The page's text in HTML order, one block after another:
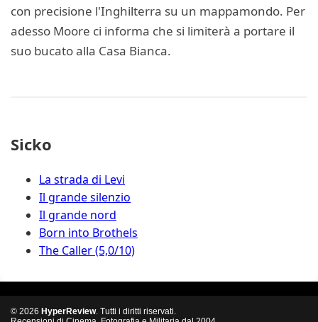
con precisione l'Inghilterra su un mappamondo. Per
adesso Moore ci informa che si limiterà a portare il
suo bucato alla Casa Bianca.
Sicko
La strada di Levi
Il grande silenzio
Il grande nord
Born into Brothels
The Caller (5,0/10)
© 2026 HyperReview. Tutti i diritti riservati.